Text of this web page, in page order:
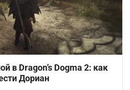
в Dragon’s Dogma 2: как
Дориан